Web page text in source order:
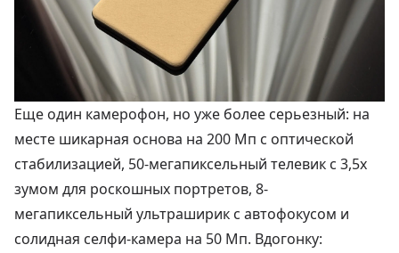
Еще один камерофон, но уже более серьезный: на
месте шикарная основа на 200 Мп с оптической
стабилизацией, 50-мегапиксельный телевик с 3,5х
зумом для роскошных портретов, 8-
мегапиксельный ультраширик с автофокусом и
солидная селфи-камера на 50 Мп. Вдогонку: